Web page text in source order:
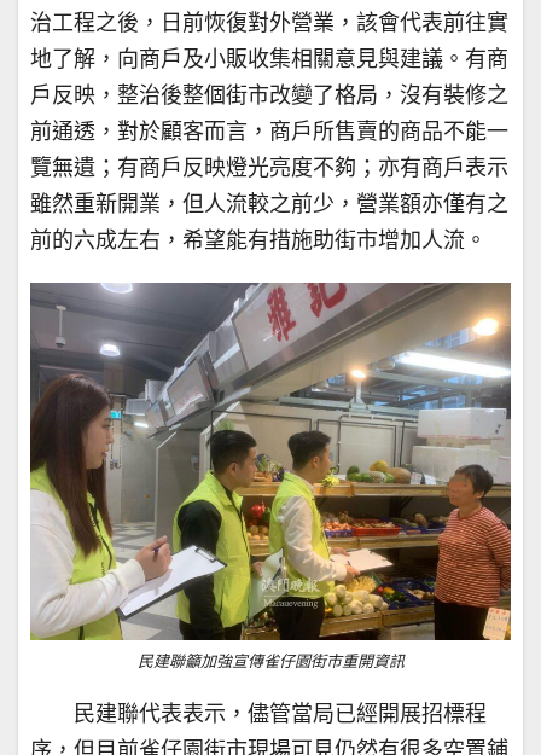
治工程之後，日前恢復對外營業，該會代表前往實
地了解，向商戶及小販收集相關意見與建議。有商
戶反映，整治後整個街市改變了格局，沒有裝修之
前通透，對於顧客而言，商戶所售賣的商品不能一
覽無遺；有商戶反映燈光亮度不夠；亦有商戶表示
雖然重新開業，但人流較之前少，營業額亦僅有之
前的六成左右，希望能有措施助街市增加人流。
民建聯籲加強宣傳雀仔園街市重開資訊
民建聯代表表示，儘管當局已經開展招標程
序，但目前雀仔園街市現場可見仍然有很多空置鋪